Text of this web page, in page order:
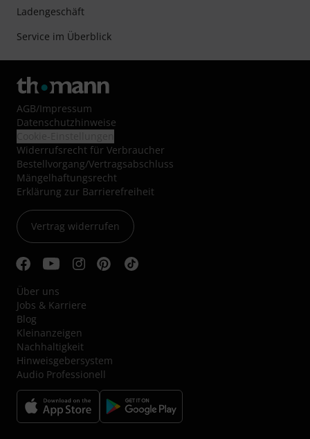
Ladengeschäft
Service im Überblick
AGB/Impressum
Datenschutzhinweise
Widerrufsrecht für Verbraucher
Bestellvorgang/Vertragsabschluss
Mängelhaftungsrecht
Erklärung zur Barrierefreiheit
Vertrag widerrufen
Über uns
Jobs & Karriere
Blog
Kleinanzeigen
Nachhaltigkeit
Hinweisgebersystem
Audio Professionell